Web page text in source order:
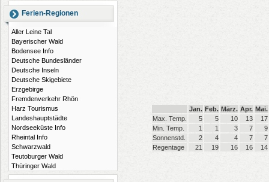
Ferien-Regionen
Aller Leine Tal
Bayerischer Wald
Bodensee Info
Deutsche Bundesländer
Deutsche Inseln
Deutsche Skigebiete
Erzgebirge
Fremdenverkehr Rhön
Harz Tourismus
Landeshauptstädte
Nordseeküste Info
Rheintal Info
Schwarzwald
Teutoburger Wald
Thüringer Wald
Jan. Feb. März. Apr. Mai.
Max. Temp.
5 5 10 13
17
Min. Temp.
1 1 3 7
9
Sonnenstd.
2 4 4 7
7
Regentage
21 19 16 16 14